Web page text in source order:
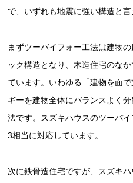
で、いずれも地震に強い構造と言
まずツーバイフォー工法は建物
ック構造となり、木造住宅のな
ています。いわゆる「建物を面
ギーを建物全体にバランスよく
法です。スズキハウスのツーバ
3相当に対応しています。
次に鉄骨造住宅ですが、スズキ